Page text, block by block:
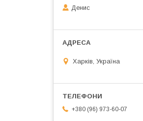
Денис
Харків, Україна
+380 (96) 973-60-07